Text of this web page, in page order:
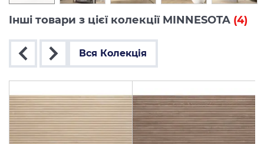
Інші товари з цієї колекції MINNESOTA (4)
Вся Колекція